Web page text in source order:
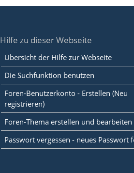
Hilfe zu dieser Webseite
Übersicht der Hilfe zur Webseite
Die Suchfunktion benutzen
Foren-Benutzerkonto - Erstellen (Neu
registrieren)
Foren-Thema erstellen und bearbeiten
Passwort vergessen - neues Passwort